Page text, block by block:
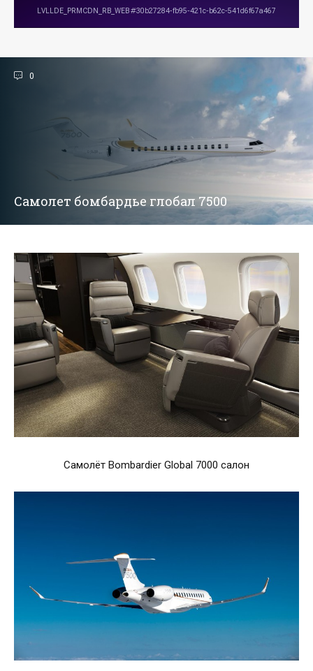
0
Самолет бомбардье глобал 7500
Самолёт Bombardier Global 7000 салон